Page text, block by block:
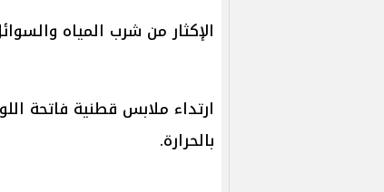
الإكثار من شرب المياه
ارتداء ملابس قطنية فاتحة
بالحرارة.